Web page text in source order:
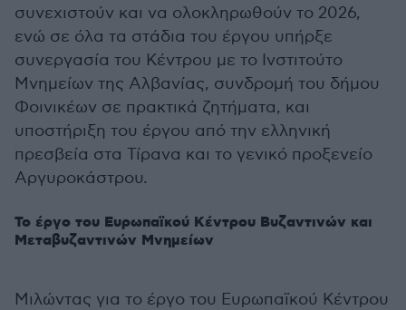
συνεχιστούν και να ολοκληρωθούν το 2026,
ενώ σε όλα τα στάδια του έργου υπήρξε
συνεργασία του Κέντρου με το Ινστιτούτο
Μνημείων της Αλβανίας, συνδρομή του δήμου
Φοινικέων σε πρακτικά ζητήματα, και
υποστήριξη του έργου από την ελληνική
πρεσβεία στα Τίρανα και το γενικό προξενείο
Αργυροκάστρου.
Το έργο του Ευρωπαϊκού Κέντρου Βυζαντινών και
Μεταβυζαντινών Μνημείων
Μιλώντας για το έργο του Ευρωπαϊκού Κέντρου